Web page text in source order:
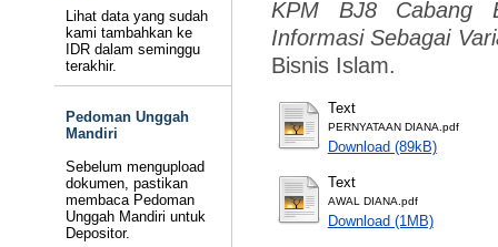
Lihat data yang sudah
kami tambahkan ke
IDR dalam seminggu
terakhir.
Pedoman Unggah
Mandiri
Sebelum mengupload
dokumen, pastikan
membaca Pedoman
Unggah Mandiri untuk
Depositor.
KPM BJ8 Cabang
Informasi Sebagai
Bisnis Islam.
Text
PERNYATAAN DIANA.pdf
Download (89kB)
Text
AWAL DIANA.pdf
Download (1MB)